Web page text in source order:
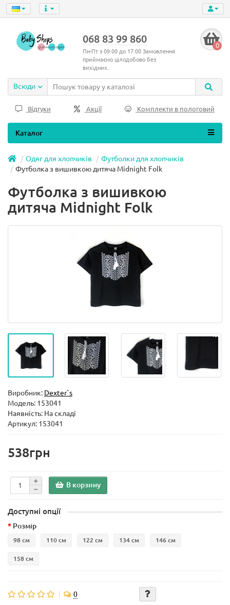
068 83 99 860
Пн-Пт з 09:00 до 17:00 Замовлення
приймаємо цілодобово без
вихідних.
0
Всюди
Відгуки Акції Комплекти в пологовий
Каталог
Одяг для хлопчиків
Футболки для хлопчиків
Футболка з вишивкою дитяча Midnight Folk
Футболка з вишивкою
дитяча Midnight Folk
Виробник: Dexter`s
Модель: 153041
Наявність: На складі
Артикул: 153041
538грн
В корзину
Доступні опції
Розмір
98 см 110 см 122 см 134 см 146 см
158 см
0